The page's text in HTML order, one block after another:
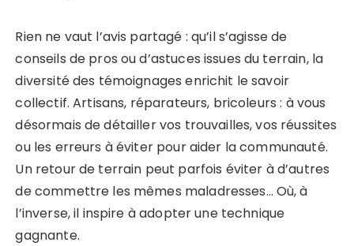
Rien ne vaut l’avis partagé : qu’il s’agisse de
conseils de pros ou d’astuces issues du terrain, la
diversité des témoignages enrichit le savoir
collectif. Artisans, réparateurs, bricoleurs : à vous
désormais de détailler vos trouvailles, vos réussites
ou les erreurs à éviter pour aider la communauté.
Un retour de terrain peut parfois éviter à d’autres
de commettre les mêmes maladresses… Où, à
l’inverse, il inspire à adopter une technique
gagnante.